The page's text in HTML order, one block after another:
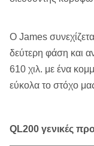
Ο James
δεύτερη φάση και
610 χιλ. με ένα
εύκολα το στόχο
QL200 γενικές